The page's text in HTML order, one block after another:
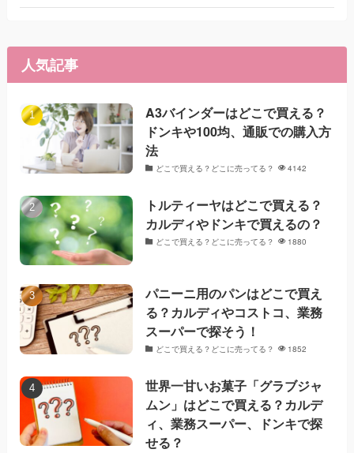
人気記事
A3バインダーはどこで買える？
ドンキや100均、通販での購入方
法
どこで買える？どこに売ってる？ 4142
トルティーヤはどこで買える？
カルディやドンキで買えるの？
どこで買える？どこに売ってる？ 1880
パニーニ用のパンはどこで買え
る？カルディやコストコ、業務
スーパーで探そう！
どこで買える？どこに売ってる？ 1852
世界一甘いお菓子「グラブジャ
ムン」はどこで買える？カルデ
ィ、業務スーパー、ドンキで探
せる？